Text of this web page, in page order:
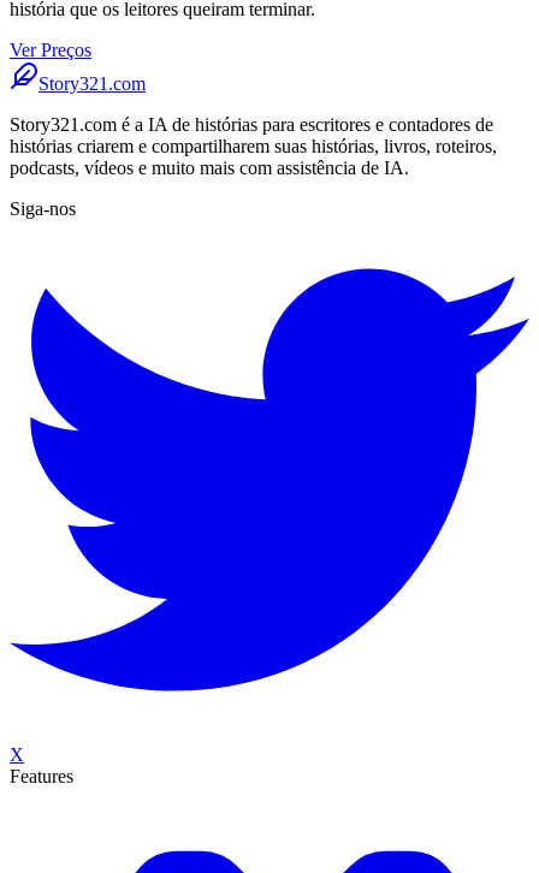
história que os leitores queiram terminar.
Ver Preços
Story321.com
Story321.com é a IA de histórias para escritores e contadores de
histórias criarem e compartilharem suas histórias, livros, roteiros,
podcasts, vídeos e muito mais com assistência de IA.
Siga-nos
X
Features